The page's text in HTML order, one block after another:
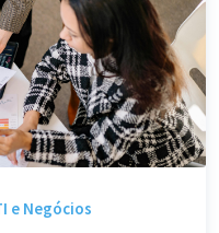
e Negócios